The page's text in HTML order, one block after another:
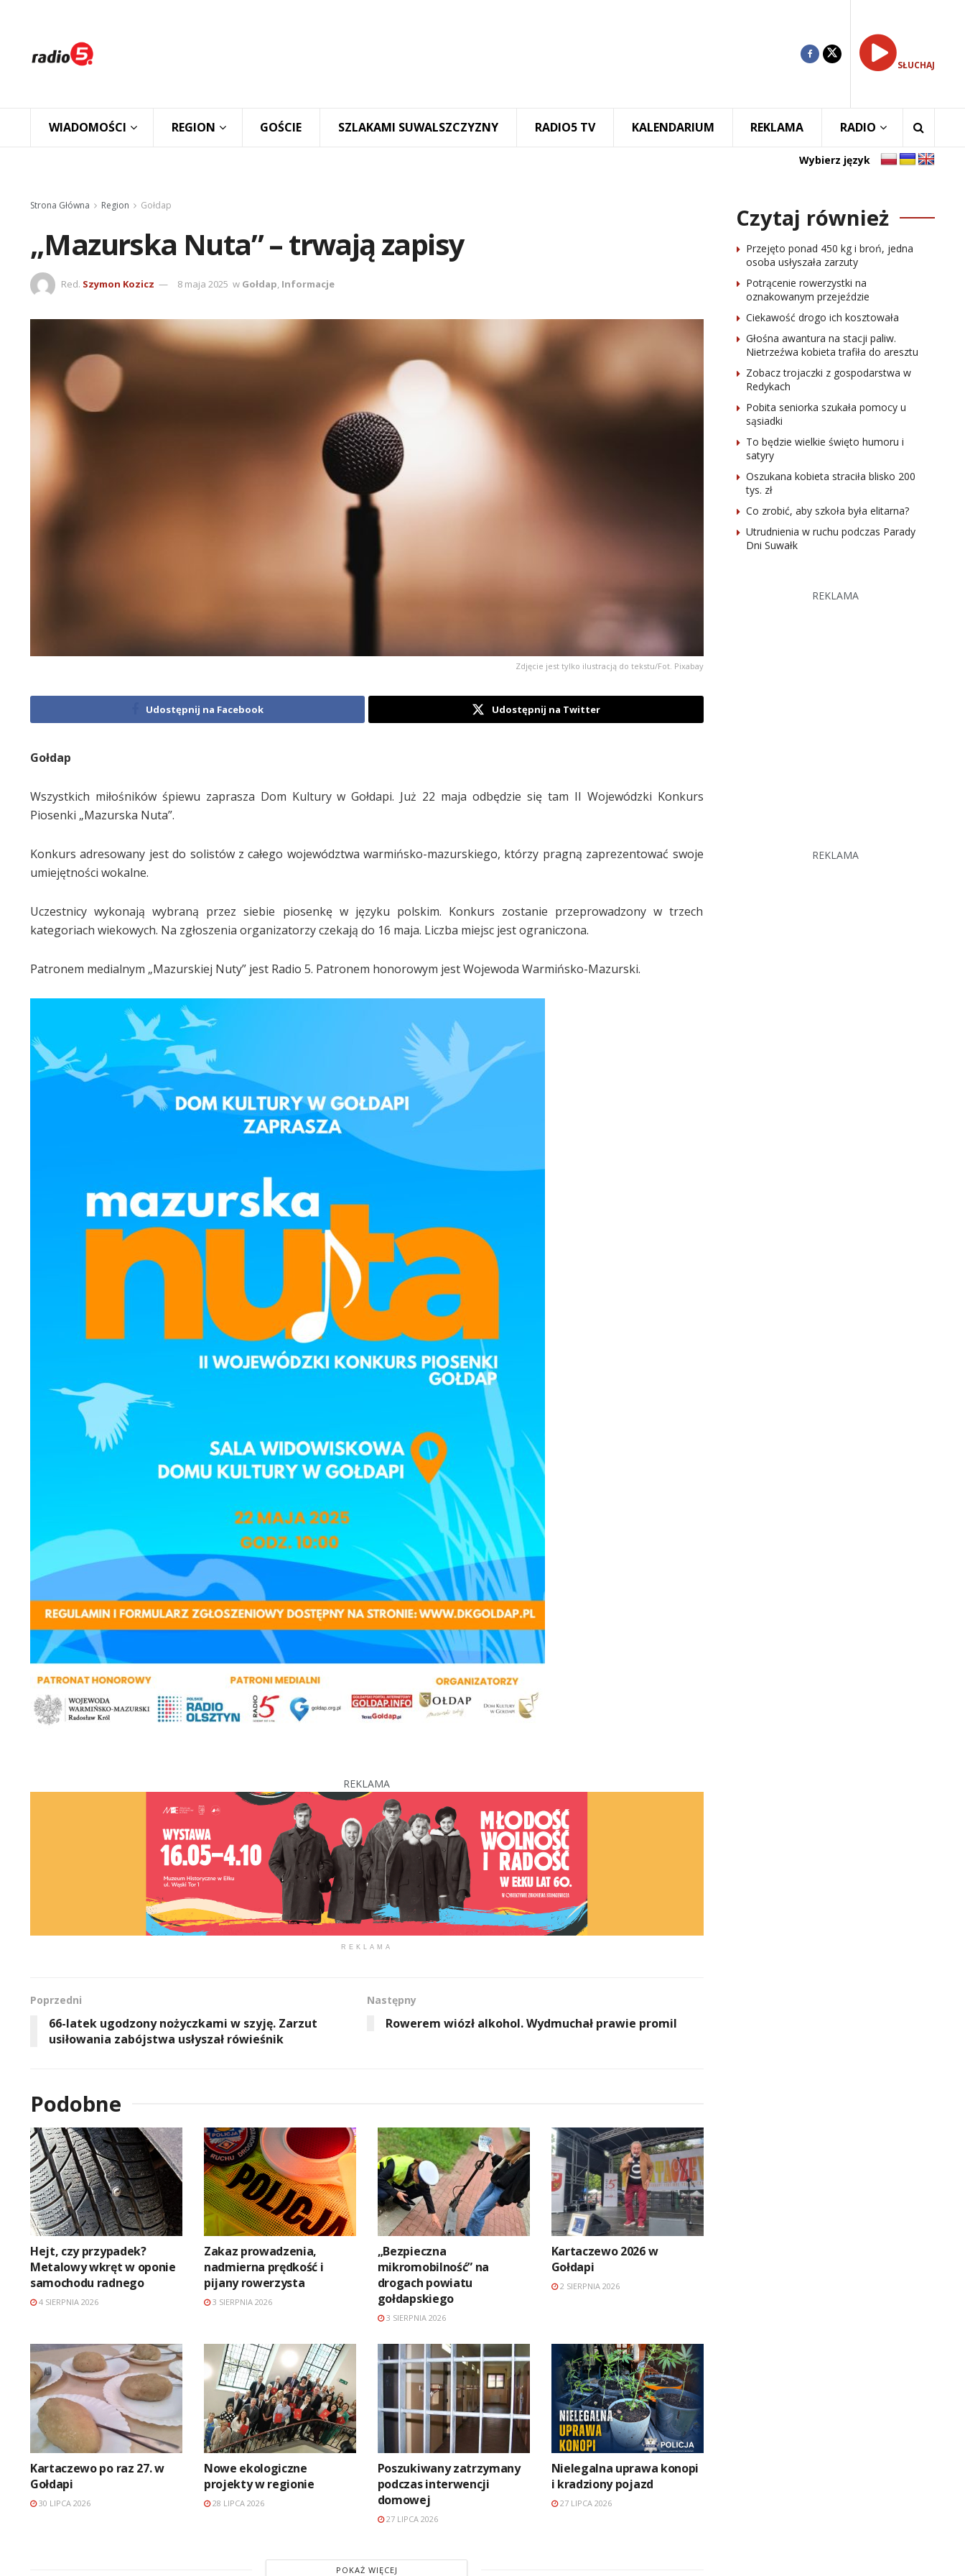
SŁUCHAJ
WIADOMOŚCI REGION GOŚCIE SZLAKAMI SUWALSZCZYZNY RADIO5 TV KALENDARIUM REKLAMA RADIO
Wybierz język
Strona Główna Region Gołdap
„Mazurska Nuta” – trwają zapisy
Red. Szymon Kozicz 8 maja 2025 w Gołdap, Informacje
Zdjęcie jest tylko ilustracją do tekstu/Fot. Pixabay
Udostępnij na Facebook Udostępnij na Twitter
Gołdap
Wszystkich miłośników śpiewu zaprasza Dom Kultury w Gołdapi. Już 22 maja odbędzie się tam II Wojewódzki Konkurs
Piosenki „Mazurska Nuta”.
Konkurs adresowany jest do solistów z całego województwa warmińsko-mazurskiego, którzy pragną zaprezentować swoje
umiejętności wokalne.
Uczestnicy wykonają wybraną przez siebie piosenkę w języku polskim. Konkurs zostanie przeprowadzony w trzech
kategoriach wiekowych. Na zgłoszenia organizatorzy czekają do 16 maja. Liczba miejsc jest ograniczona.
Patronem medialnym „Mazurskiej Nuty” jest Radio 5. Patronem honorowym jest Wojewoda Warmińsko-Mazurski.
REKLAMA
REKLAMA
Poprzedni
66-latek ugodzony nożyczkami w szyję. Zarzut
usiłowania zabójstwa usłyszał rówieśnik
Następny
Rowerem wiózł alkohol. Wydmuchał prawie promil
Podobne
Hejt, czy przypadek?
Metalowy wkręt w oponie
samochodu radnego
4 SIERPNIA 2026
Zakaz prowadzenia,
nadmierna prędkość i
pijany rowerzysta
3 SIERPNIA 2026
„Bezpieczna
mikromobilność” na
drogach powiatu
gołdapskiego
3 SIERPNIA 2026
Kartaczewo 2026 w
Gołdapi
2 SIERPNIA 2026
Kartaczewo po raz 27. w
Gołdapi
30 LIPCA 2026
Nowe ekologiczne
projekty w regionie
28 LIPCA 2026
Poszukiwany zatrzymany
podczas interwencji
domowej
27 LIPCA 2026
Nielegalna uprawa konopi
i kradziony pojazd
27 LIPCA 2026
POKAŻ WIĘCEJ
Czytaj również
Przejęto ponad 450 kg i broń, jedna
osoba usłyszała zarzuty
Potrącenie rowerzystki na
oznakowanym przejeździe
Ciekawość drogo ich kosztowała
Głośna awantura na stacji paliw.
Nietrzeźwa kobieta trafiła do aresztu
Zobacz trojaczki z gospodarstwa w
Redykach
Pobita seniorka szukała pomocy u
sąsiadki
To będzie wielkie święto humoru i
satyry
Oszukana kobieta straciła blisko 200
tys. zł
Co zrobić, aby szkoła była elitarna?
Utrudnienia w ruchu podczas Parady
Dni Suwałk
REKLAMA
REKLAMA